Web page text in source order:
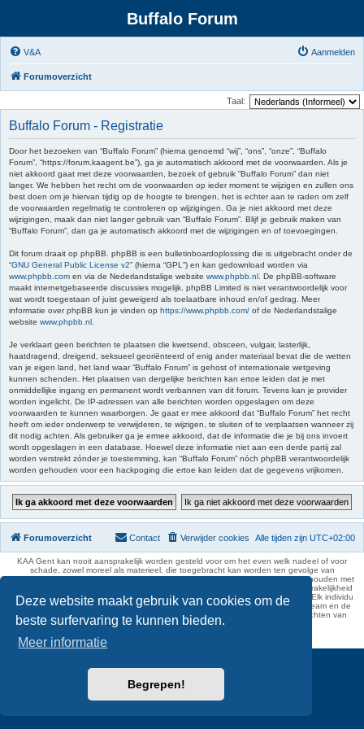
Deze website maakt gebruik van cookies om de
beste surfervaring te kunnen bieden.
Meer informatie
Begrepen!
Buffalo Forum
V&A Aanmelden
Forumoverzicht
Taal:
Buffalo Forum - Registratie
Door het bezoeken van “Buffalo Forum” (hierna genoemd “wij”, “ons”, “onze”, “Buffalo
Forum”, “https://forum.kaagent.be”), ga je automatisch akkoord met de voorwaarden. Als je
niet akkoord gaat met deze voorwaarden, bezoek of gebruik “Buffalo Forum” dan niet
langer. We hebben het recht om de voorwaarden op ieder moment te wijzigen en zullen ons
best doen om je hiervan tijdig op de hoogte te brengen, het is echter aan te raden om zelf
de voorwaarden regelmatig te controleren op wijzigingen. Ga je niet akkoord met deze
wijzigingen, maak dan niet langer gebruik van “Buffalo Forum”. Blijf je gebruik maken van
“Buffalo Forum”, dan ga je automatisch akkoord met de wijzigingen en of toevoegingen.
Dit forum draait op phpBB. phpBB is een bulletinboardoplossing die is uitgebracht onder de
“GNU General Public License v2” (hierna “GPL”) en kan gedownload worden via
www.phpbb.com en via de Nederlandstalige website www.phpbb.nl . De phpBB-software
maakt internetgebaseerde discussies mogelijk. phpBB Limited is niet verantwoordelijk voor
wat wordt toegestaan of juist geweigerd als toelaatbare inhoud en/of gedrag. Meer
informatie over phpBB kun je vinden op https://www.phpbb.com/ of de Nederlandstalige
website www.phpbb.nl
Je verklaart geen berichten te plaatsen die kwetsend, obsceen, vulgair, lasterlijk,
haatdragend, dreigend, seksueel georiënteerd of enig ander materiaal bevat die de wetten
van je eigen land, het land waar “Buffalo Forum” is gehost of internationale wetgeving
kunnen schenden. Het plaatsen van dergelijke berichten kan ertoe leiden dat je met
onmiddellijke ingang en permanent wordt verbannen van dit forum. Tevens kan je provider
worden ingelicht. De IP-adressen van alle berichten worden opgeslagen om deze
voorwaarden te kunnen waarborgen. Je gaat er mee akkoord dat “Buffalo Forum” het recht
heeft om ieder onderwerp te verwijderen, te wijzigen, te sluiten of te verplaatsen wanneer zij
dit nodig achten. Als gebruiker ga je ermee akkoord, dat de informatie die je bij ons invoert
wordt opgeslagen in een database. Hoewel deze informatie niet aan een derde partij zal
worden verstrekt zónder je toestemming, kan “Buffalo Forum” nóch phpBB verantwoordelijk
worden gehouden voor een hackpoging die ertoe kan leiden dat de gegevens vrijkomen.
Forumoverzicht Alle tijden zijn UTC+02:00
Verwijder cookies
Contact
KAA Gent kan nooit aansprakelijk worden gesteld voor om het even welk nadeel of voor
schade, zowel moreel als materieel, die toegebracht kan worden ten gevolge van
feitelijkheden en daden van derden die rechtstreeks of onrechtstreeks verband houden met
de gegevens vermeld op de website van KAA Gent. Deze ontheffing van aansprakelijkheid
geldt inzonderheid voor het forum, waarvan KAA Gent zich volledig distantieert. Elk individu
is dus verantwoordelijk voor zijn uitlatingen op het Buffalo Forum. Ook het webteam en de
moderators kunnen niet aansprakelijk gesteld worden voor de inhoud van berichten van
gebruikers.